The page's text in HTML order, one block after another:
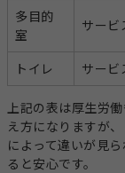
多目的
室
サービ
トイレ サービ
上記の表は厚生労
え方になりますが
によって違いが見
ると安心です。